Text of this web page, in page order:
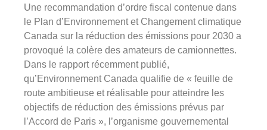
Une recommandation d’ordre fiscal contenue dans
le Plan d’Environnement et Changement climatique
Canada sur la réduction des émissions pour 2030 a
provoqué la colère des amateurs de camionnettes.
Dans le rapport récemment publié,
qu’Environnement Canada qualifie de « feuille de
route ambitieuse et réalisable pour atteindre les
objectifs de réduction des émissions prévus par
l’Accord de Paris », l’organisme gouvernemental